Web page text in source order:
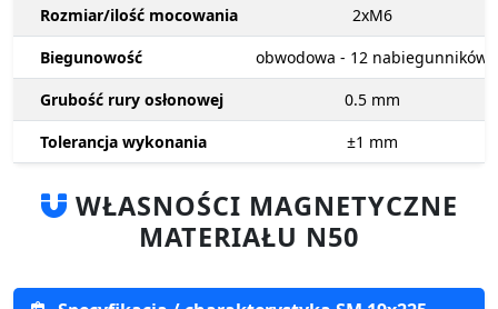
Rozmiar/ilość mocowania
2xM6
Biegunowość
obwodowa - 12 nabiegunników
Grubość rury osłonowej
0.5 mm
Tolerancja wykonania
±1 mm
WŁASNOŚCI MAGNETYCZNE
MATERIAŁU N50